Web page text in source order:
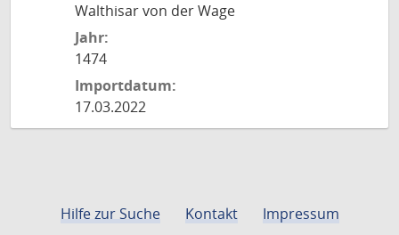
Walthisar von der Wage
Jahr:
1474
Importdatum:
17.03.2022
Hilfe zur Suche Kontakt
Impressum